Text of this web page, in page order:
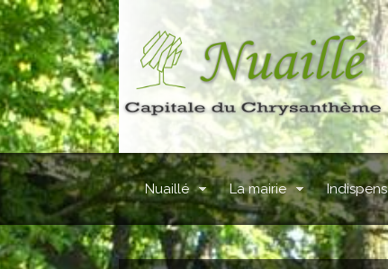
Nuaillé La mairie